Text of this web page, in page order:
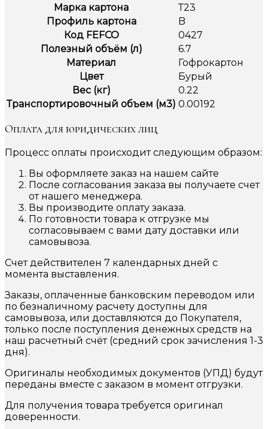
Марка картона
Т23
Профиль картона
B
Код FEFCO
0427
Полезный объём (л)
6.7
Материал
Гофрокартон
Цвет
Бурый
Вес (кг)
0.22
Транспортировочный объем (м3) 0.00192
Оплата для юридических лиц
Процесс оплаты происходит следующим образом:
Вы оформляете заказ на нашем сайте
После согласования заказа вы получаете счет
от нашего менеджера.
Вы производите оплату заказа.
По готовности товара к отгрузке мы
согласовываем с вами дату доставки или
самовывоза.
Счет действителен 7 календарных дней с
момента выставления.
Заказы, оплаченные банковским переводом или
по безналичному расчету доступны для
самовывоза, или доставляются до Покупателя,
только после поступления денежных средств на
наш расчетный счёт (средний срок зачисления 1-3
дня).
Оригиналы необходимых документов (УПД) будут
переданы вместе с заказом в момент отгрузки.
Для получения товара требуется оригинал
доверенности.